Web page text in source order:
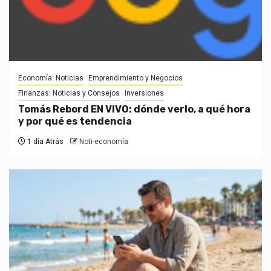
Economía: Noticias
Emprendimiento y Negocios
Finanzas: Noticias y Consejos
Inversiones
Tomás Rebord EN VIVO: dónde verlo, a qué hora
y por qué es tendencia
1 día Atrás Noti-economía